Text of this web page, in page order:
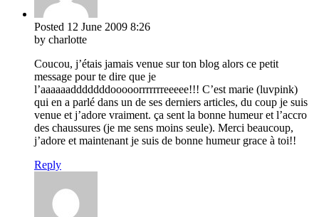
Posted 12 June 2009 8:26
by charlotte
Coucou, j’étais jamais venue sur ton blog alors ce petit
message pour te dire que je
l’aaaaaadddddddooooorrrrrrreeeee!!! C’est marie (luvpink)
qui en a parlé dans un de ses derniers articles, du coup je suis
venue et j’adore vraiment. ça sent la bonne humeur et l’accro
des chaussures (je me sens moins seule). Merci beaucoup,
j’adore et maintenant je suis de bonne humeur grace à toi!!
Reply